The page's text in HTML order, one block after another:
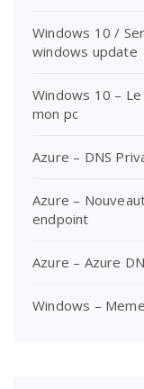
Windows 10 /
windows update
Windows 10 –
mon pc
Azure – DNS
Azure –
endpoint
Azure – Azure
Windows –